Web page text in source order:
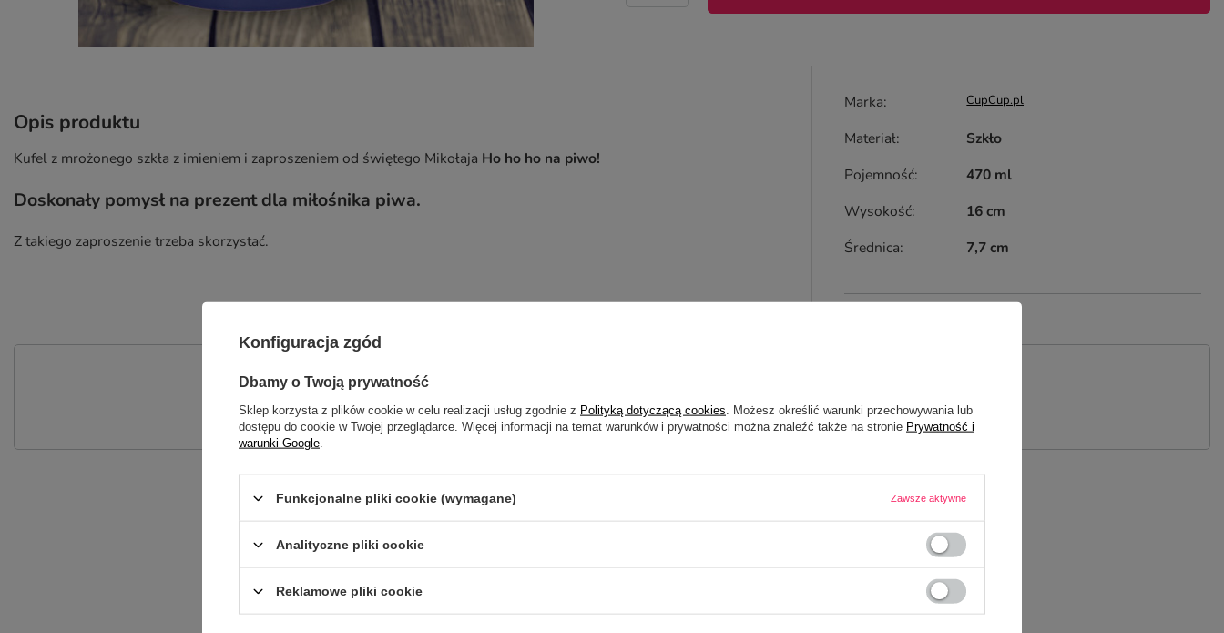
Opis produktu
Kufel z mrożonego szkła z imieniem i zaproszeniem od świętego Mikołaja Ho ho ho na piwo!
Doskonały pomysł na prezent dla miłośnika piwa.
Z takiego zaproszenie trzeba skorzystać.
Marka CupCup.pl
Materiał
Szkło
Pojemność
470 ml
Wysokość
16 cm
Średnica
7,7 cm
Potrzebujesz pomocy? Masz pytania?
Zadaj pytanie a my odpowiemy niezwłocznie, najciekawsze pytania i odpowiedzi publikując dla
innych.
NAPISZ SWOJĄ OPINIĘ
Konfiguracja zgód
Dbamy o Twoją prywatność
Sklep korzysta z plików cookie w celu realizacji usług zgodnie z Polityką dotyczącą cookies . Możesz określić warunki przechowywania lub
dostępu do cookie w Twojej przeglądarce. Więcej informacji na temat warunków i prywatności można znaleźć także na stronie Prywatność i
warunki Google
Funkcjonalne pliki cookie (wymagane) Zawsze aktywne
Analityczne pliki cookie
Reklamowe pliki cookie